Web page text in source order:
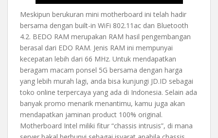
Meskipun berukuran mini motherboard ini telah hadir
bersama dengan built-in WiFi 802.11ac dan Bluetooth
4.2. BEDO RAM merupakan RAM hasil pengembangan
berasal dari EDO RAM. Jenis RAM ini mempunyai
kecepatan lebih dari 66 MHz. Untuk mendapatkan
beragam macam ponsel 5G bersama dengan harga
yang lebih murah lagi, anda bisa kunjungi JD.ID sebagai
toko online terpercaya yang ada di Indonesia. Selain ada
banyak promo menarik menantimu, kamu juga akan
mendapatkan jaminan product 100% original.
Motherboard Intel miliki fitur “chassis intrusis”, di mana